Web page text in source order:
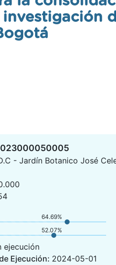
- Jardín Botanico José
64.69%
52.07%
ejecución
Ejecución: 2024-05-01